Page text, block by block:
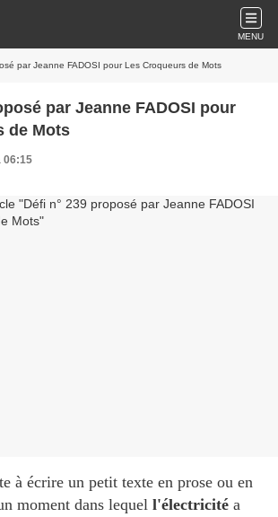
MENU
par Jeanne FADOSI pour Les Croqueurs de Mots
par Jeanne FADOSI pour
de Mots
06:15
à écrire un petit texte en prose ou en
moment dans lequel l'électricité a